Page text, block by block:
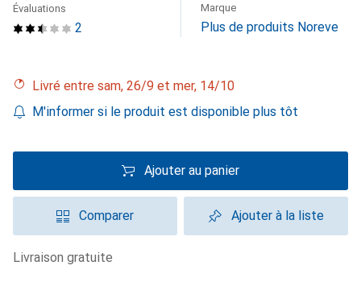
2
Évaluations Marque
Plus de produits Noreve
Livré entre sam, 26/9 et mer, 14/10
M'informer si le produit est disponible plus tôt
Ajouter au panier
Comparer Ajouter à la liste
livraison gratuite